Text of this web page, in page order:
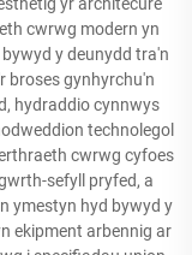
cwrwg modern yn
y deunydd tra'n
broses gynhyrchu'n
hydraddio cynnwys
technolegol
cwrwg cyfoes
sefyll pryfed, a
ymestyn hyd bywyd y
ekipment arbennig ar